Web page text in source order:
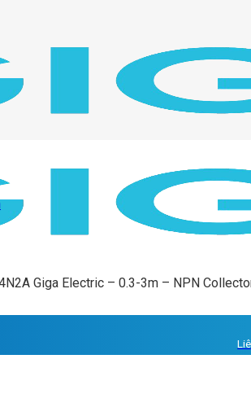
Giga Electric – 0.3-3m – NPN